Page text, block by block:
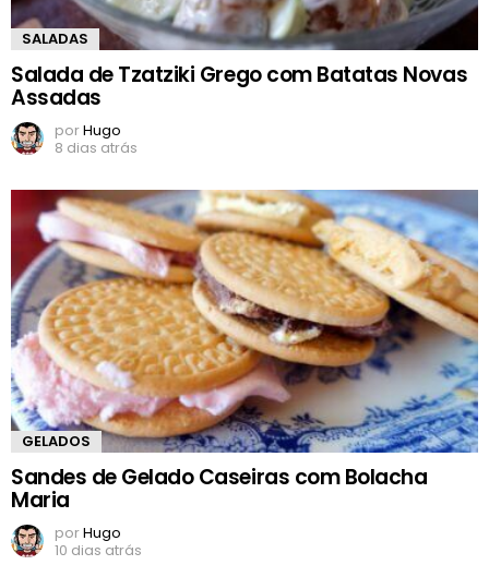
SALADAS
Salada de Tzatziki Grego com Batatas Novas
Assadas
porHugo
8 dias atrás
GELADOS
Sandes de Gelado Caseiras com Bolacha
Maria
porHugo
10 dias atrás